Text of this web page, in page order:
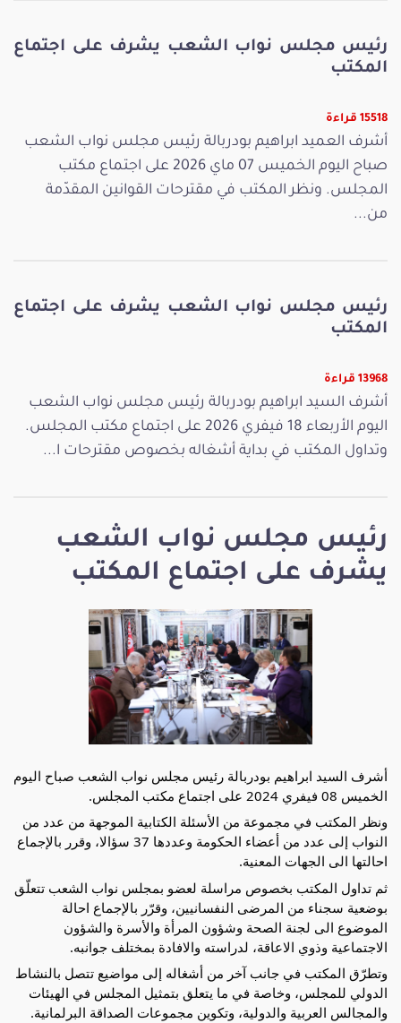
رئيس مجلس نواب الشعب
يشرف على اجتماع المكتب
أشرف السيد ابراهيم بودربالة رئيس مجلس نواب الشعب صباح اليوم
الخميس 08 فيفري 2024 على اجتماع مكتب المجلس.
ونظر المكتب في مجموعة من الأسئلة الكتابية الموجهة من عدد من
النواب إلى عدد من أعضاء الحكومة وعددها 37 سؤالا، وقرر بالإجماع
احالتها الى الجهات المعنية.
ثم تداول المكتب بخصوص مراسلة لعضو بمجلس نواب الشعب تتعلّق
بوضعية سجناء من المرضى النفسانيين، وقرّر بالإجماع احالة
الموضوع الى لجنة الصحة وشؤون المرأة والأسرة والشؤون
الاجتماعية وذوي الاعاقة، لدراسته والافادة بمختلف جوانبه.
وتطرّق المكتب في جانب آخر من أشغاله إلى مواضيع تتصل بالنشاط
الدولي للمجلس، وخاصة في ما يتعلق بتمثيل المجلس في الهيئات
والمجالس العربية والدولية، وتكوين مجموعات الصداقة البرلمانية.
رئيس مجلس نواب الشعب يشرف على اجتماع
المكتب
15518 قراءة
أشرف العميد ابراهيم بودربالة رئيس مجلس نواب الشعب
صباح اليوم الخميس 07 ماي 2026 على اجتماع مكتب
المجلس. ونظر المكتب في مقترحات القوانين المقدّمة
من...
رئيس مجلس نواب الشعب يشرف على اجتماع
المكتب
13968 قراءة
أشرف السيد ابراهيم بودربالة رئيس مجلس نواب الشعب
اليوم الأربعاء 18 فيفري 2026 على اجتماع مكتب المجلس.
وتداول المكتب في بداية أشغاله بخصوص مقترحات ا...